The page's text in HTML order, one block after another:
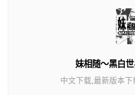
妹相随～黑白
中文下载,最新版本